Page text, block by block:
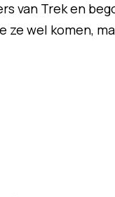
van Trek en
wel komen,